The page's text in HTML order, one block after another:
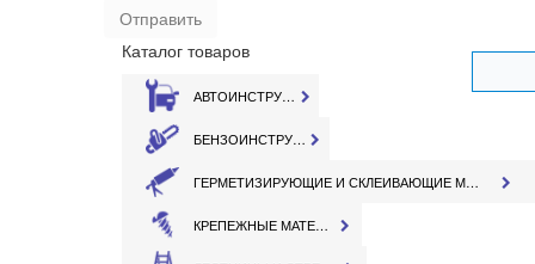
Каталог товаров
АВТОИНСТРУМЕНТ
БЕНЗОИНСТРУМЕНТ
ГЕРМЕТИЗИРУЮЩИЕ И СКЛЕИВАЮЩИЕ МАТЕРИАЛЫ
КРЕПЕЖНЫЕ МАТЕРИАЛЫ